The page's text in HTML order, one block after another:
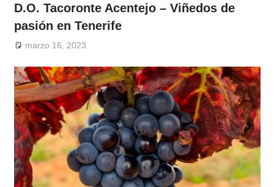
D.O. Tacoronte Acentejo – Viñedos de
pasión en Tenerife
marzo 16, 2023